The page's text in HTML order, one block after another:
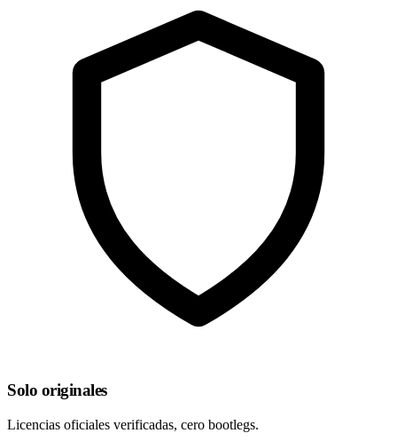
Solo originales
Licencias oficiales verificadas, cero bootlegs.